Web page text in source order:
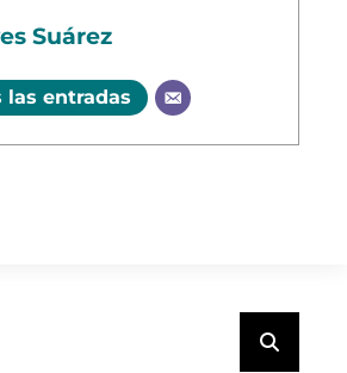
Suárez
las entradas